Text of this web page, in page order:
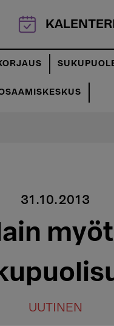
KALENTERI
31.10.2013
UUTINEN